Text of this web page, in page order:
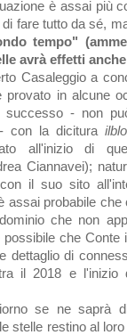
è assai più
fare tutto da sé,
tempo"
avrà effetti
Casaleggio a
in alcune
- non
- con la dicitura
all'inizio di
Ciannavei);
il suo sito
assai probabile
che non
che
dettaglio di
il 2018 e l'inizio
se ne saprà
stelle restino al